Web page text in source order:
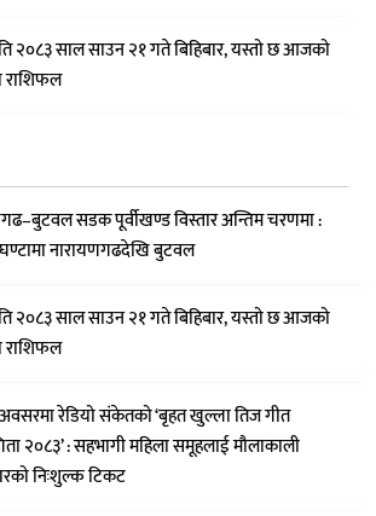
२०८३ साल साउन २१ गते बिहिबार, यस्तो छ आजको
राशिफल
सडक पूर्वीखण्ड विस्तार अन्तिम चरणमा :
नारायणगढदेखि बुटवल
२०८३ साल साउन २१ गते बिहिबार, यस्तो छ आजको
राशिफल
रेडियो संकेतको ‘बृहत खुल्ला तिज गीत
२०८३’ : सहभागी महिला समूहलाई मौलाकाली
निःशुल्क टिकट